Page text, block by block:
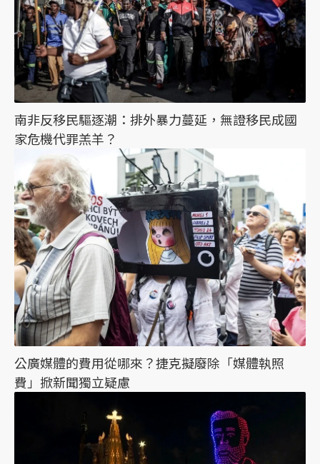
南非反移民驅逐潮：排外暴力蔓延，無證移民成國
家危機代罪羔羊？
公廣媒體的費用從哪來？捷克擬廢除「媒體執照
費」掀新聞獨立疑慮